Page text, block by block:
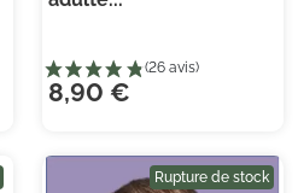
8,90 €
Rupture de stock